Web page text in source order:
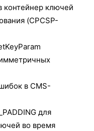
контейнер ключей
(CPCSP-
в CMS-
для
во время